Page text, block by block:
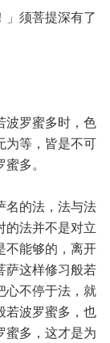
须菩提深有了
罗蜜多时，色
为等，皆是不可
多。
的法，法与法
的法并不是对立
不能够的，离开
萨这样修习般若
心不停于法，就
若波罗蜜多，也
蜜多，这才是为